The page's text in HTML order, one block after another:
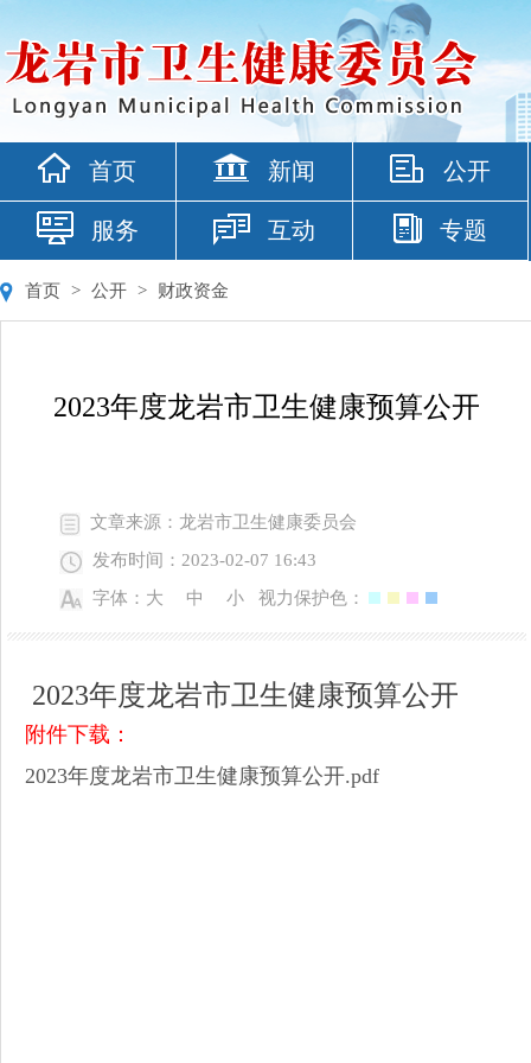
首页 新闻 公开
服务 互动 专题
首页 > 公开 > 财政资金
2023年度龙岩市卫生健康预算公开
文章来源：龙岩市卫生健康委员会
发布时间：2023-02-07 16:43
字体： 大 中 小 视力保护色：
2023年度龙岩市卫生健康预算公开
附件下载：
2023年度龙岩市卫生健康预算公开.pdf